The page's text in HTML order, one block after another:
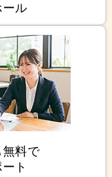
ル
無料で
ト